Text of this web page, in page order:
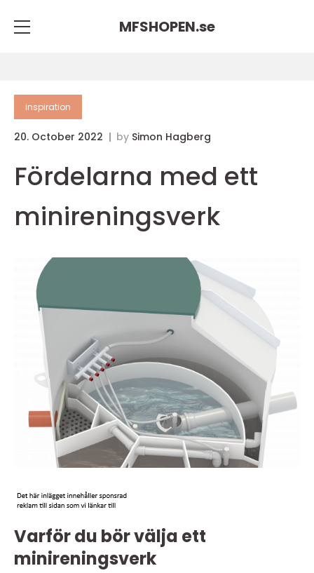
MFSHOPEN.se
inspiration
20. October 2022 by Simon Hagberg
Fördelarna med ett
minireningsverk
Varför du bör välja ett
minireningsverk